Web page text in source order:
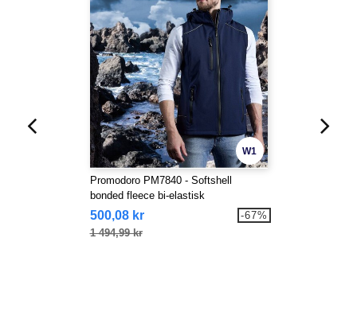
W1
Promodoro PM7840 - Softshell
bonded fleece bi-elastisk
500,08 kr
1 494,99 kr
-67%